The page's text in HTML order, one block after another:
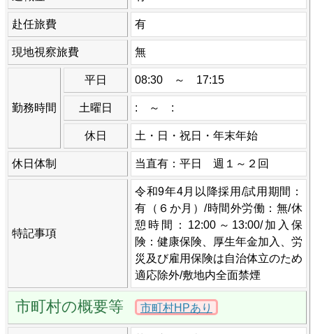
赴任旅費 有
現地視察旅費 無
勤務時間
平日 08:30 ～ 17:15
土曜日 : ～ :
休日 土・日・祝日・年末年始
休日体制 当直有：平日 週１～２回
特記事項
令和9年4月以降採用/試用期間：
有（６か月）/時間外労働：無/休
憩時間：12:00～13:00/加入保
険：健康保険、厚生年金加入、労
災及び雇用保険は自治体立のため
適応除外/敷地内全面禁煙
市町村の概要等 市町村HPあり